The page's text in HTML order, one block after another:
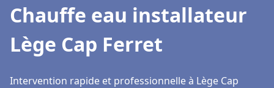
Chauffe eau installateur
Lège Cap Ferret
Intervention rapide et professionnelle à Lège Cap